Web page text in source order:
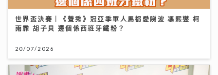
世界盃決賽｜《聲秀》冠亞季軍人馬都愛睇波 馮熙燮 柯
雨霏 胡子貝 邊個係西班牙鐵粉？
20/07/2026